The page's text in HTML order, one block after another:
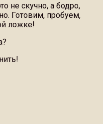
не скучно, а бодро,
Готовим, пробуем,
ложке!